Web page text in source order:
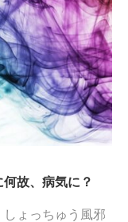
故、病気に？
ょっちゅう風邪